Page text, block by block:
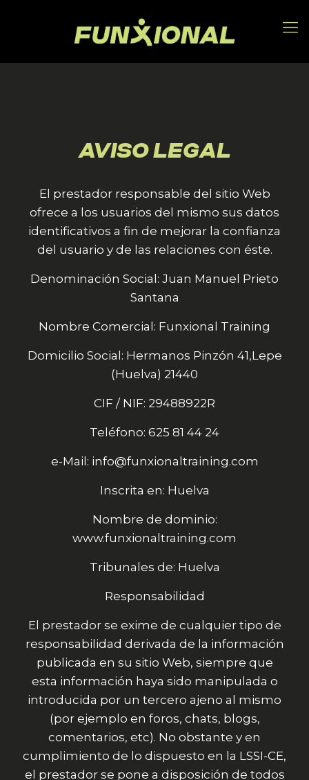
AVISO LEGAL
El prestador responsable del sitio Web
ofrece a los usuarios del mismo sus datos
identificativos a fin de mejorar la confianza
del usuario y de las relaciones con éste.
Denominación Social: Juan Manuel Prieto
Santana
Nombre Comercial: Funxional Training
Domicilio Social: Hermanos Pinzón 41,Lepe
(Huelva) 21440
CIF / NIF: 29488922R
Teléfono: 625 81 44 24
e-Mail: info@funxionaltraining.com
Inscrita en: Huelva
Nombre de dominio:
www.funxionaltraining.com
Tribunales de: Huelva
Responsabilidad
El prestador se exime de cualquier tipo de
responsabilidad derivada de la información
publicada en su sitio Web, siempre que
esta información haya sido manipulada o
introducida por un tercero ajeno al mismo
(por ejemplo en foros, chats, blogs,
comentarios, etc). No obstante y en
cumplimiento de lo dispuesto en la LSSI-CE,
el prestador se pone a disposición de todos